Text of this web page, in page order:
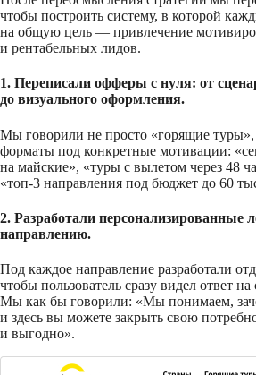
чтобы построить систему, в которой
на общую цель — привлечение
и рентабельных лидов.
1. Переписали офферы с нуля: от
до визуального оформления.
Мы говорили не просто «горящие туры»,
форматы под конкретные мотивации:
на майские», «туры с вылетом через 48
«топ-3 направления под бюджет до 60
2. Разработали персонализированные
направлению.
Под каждое направление разработали
чтобы пользователь сразу видел ответ на
Мы как бы говорили: «Мы понимаем,
и здесь вы можете закрыть свою
и выгодно».